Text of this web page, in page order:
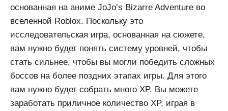
основанная на аниме JoJo’s Bizarre Adventure во
вселенной Roblox. Поскольку это
исследовательская игра, основанная на сюжете,
вам нужно будет понять систему уровней, чтобы
стать сильнее, чтобы вы могли победить сложных
боссов на более поздних этапах игры. Для этого
вам нужно будет собрать много XP. Вы можете
заработать приличное количество XP, играя в